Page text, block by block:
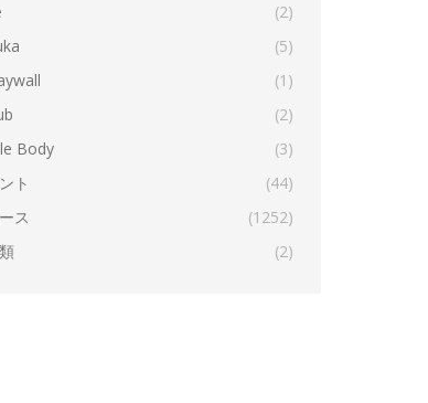
(2)
(5)
(1)
(2)
Body
(3)
ト
(44)
ス
(1252)
(2)